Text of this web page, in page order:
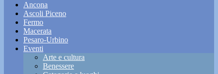
Ancona
Ascoli Piceno
Fermo
Macerata
Pesaro-Urbino
Eventi
Arte e cultura
Benessere